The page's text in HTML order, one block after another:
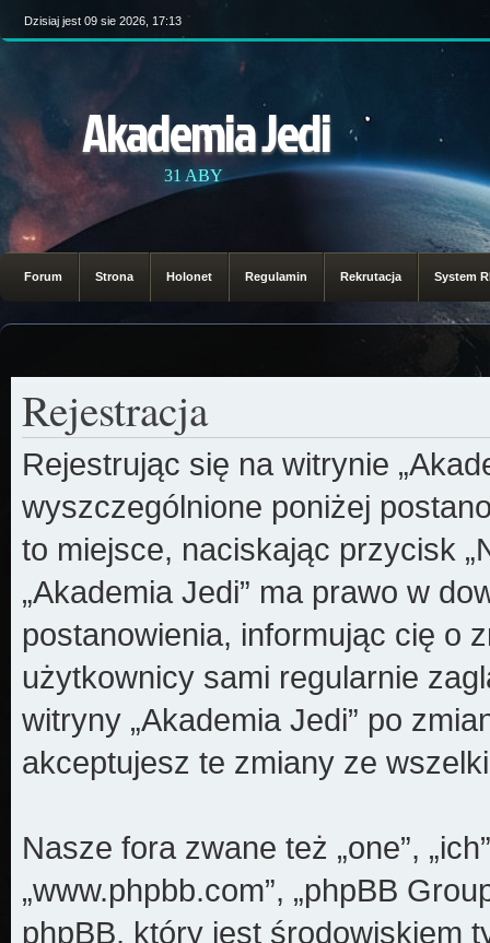
Dzisiaj jest 09 sie 2026, 17:13
Akademia Jedi
31 ABY
Forum Strona Holonet Regulamin Rekrutacja System
Rejestracja
Rejestrując się na witrynie
wyszczególnione poniżej
to miejsce, naciskając przycisk
„Akademia Jedi” ma prawo w
postanowienia, informując cię o
użytkownicy sami regularnie
witryny „Akademia Jedi” po
akceptujesz te zmiany ze
Nasze fora zwane też „one”,
„www.phpbb.com”, „phpBB
phpBB, który jest środowiskiem